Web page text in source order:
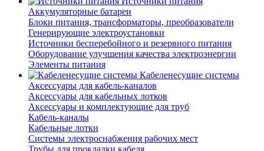
Аккумуляторные батареи
Блоки питания, трансформаторы, преобразователи
Генерирующие электроустановки
Источники бесперебойного и резервного питания
Оборудование улучшения качества электроэнергии
Элементы питания
Кабеленесущие системы
Аксессуары для кабель-каналов
Аксессуары для кабельных лотков
Аксессуары и комплектующие для труб
Кабель-каналы
Кабельные лотки
Системы электроснабжения рабочих мест
Трубы для прокладки кабеля